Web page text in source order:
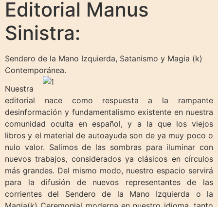
Editorial Manus
Sinistra:
Sendero de la Mano Izquierda, Satanismo y Magia (k)
Contemporánea.
Nuestra
editorial nace como respuesta a la rampante
desinformación y fundamentalismo existente en nuestra
comunidad oculta en español, y a la que los viejos
libros y el material de autoayuda son de ya muy poco o
nulo valor. Salimos de las sombras para iluminar con
nuevos trabajos, considerados ya clásicos en círculos
más grandes. Del mismo modo, nuestro espacio servirá
para la difusión de nuevos representantes de las
corrientes del Sendero de la Mano Izquierda o la